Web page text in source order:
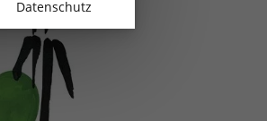
Datenschutz